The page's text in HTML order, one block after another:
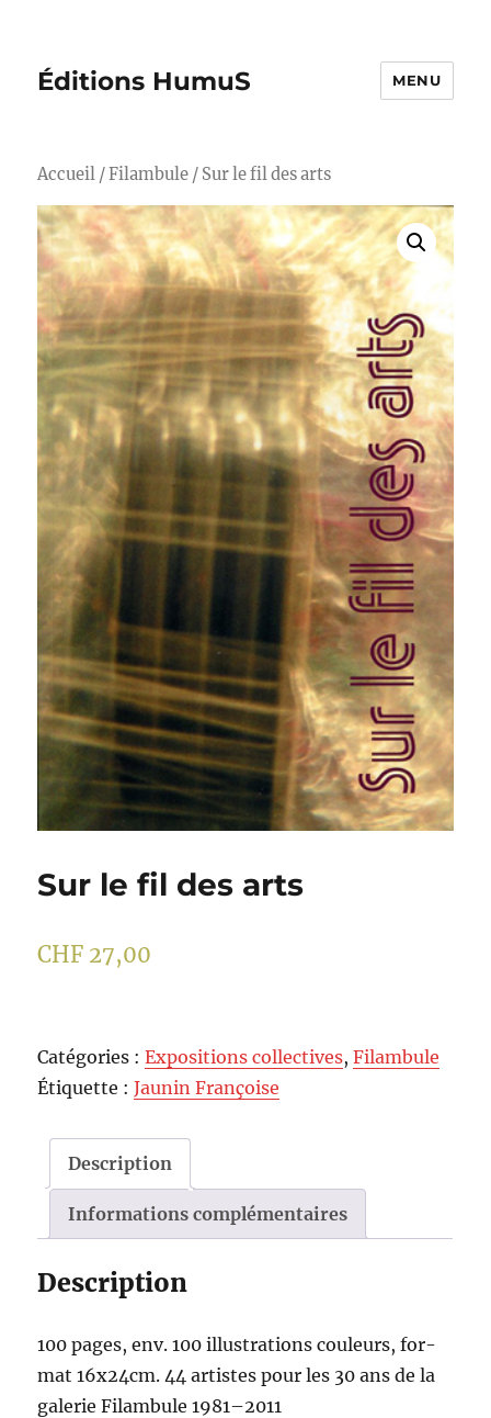
Éditions HumuS MENU
Accueil /Filambule / Sur le fil des arts
Sur le fil des arts
CHF 27,00
Catégories :Expositions collectives,Filambule
Étiquette :Jaunin Françoise
Description
Informations complémentaires
Description
100 pages, env. 100 illus­tra­tions couleurs, for­
mat 16x24cm. 44 artistes pour les 30 ans de la
galerie Fil­am­bule 1981–2011